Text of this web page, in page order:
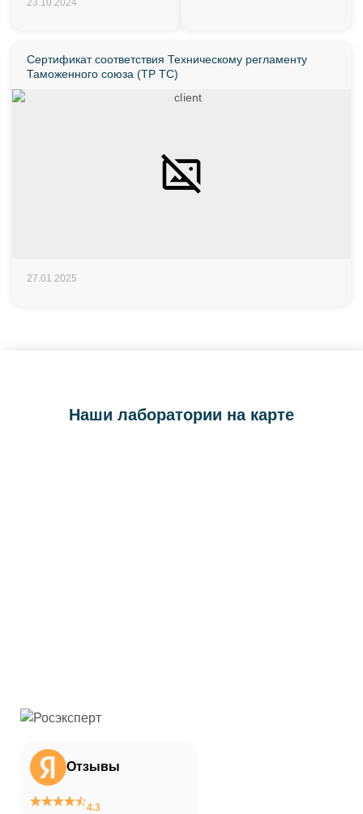
Сертификат соответствия Техническому регламенту
Таможенного союза (ТР ТС)
27.01.2025
Наши лаборатории на карте
Отзывы
4.3